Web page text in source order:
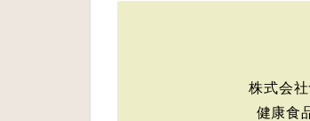
株式会
健康食